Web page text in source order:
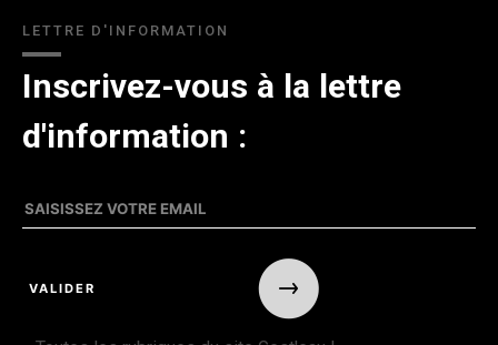
LETTRE D'INFORMATION
Inscrivez-vous à la lettre
d'information :